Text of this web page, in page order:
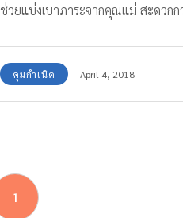
ช่วยแบ่งเบาภาระจากคุณแม่ สะดวก
คุมกำเนิด April 4, 2018
1